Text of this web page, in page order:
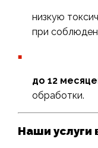
низкую
при
до 12
обработки.
Наши услуги